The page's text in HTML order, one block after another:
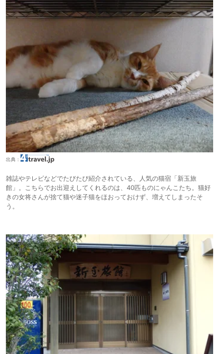
出典：
雑誌やテレビなどでたびたび紹介されている、人気の猫宿「新玉旅
館」。こちらでお出迎えしてくれるのは、40匹ものにゃんこたち。猫好
きの女将さんが捨て猫や迷子猫をほおっておけず、増えてしまったそ
う。